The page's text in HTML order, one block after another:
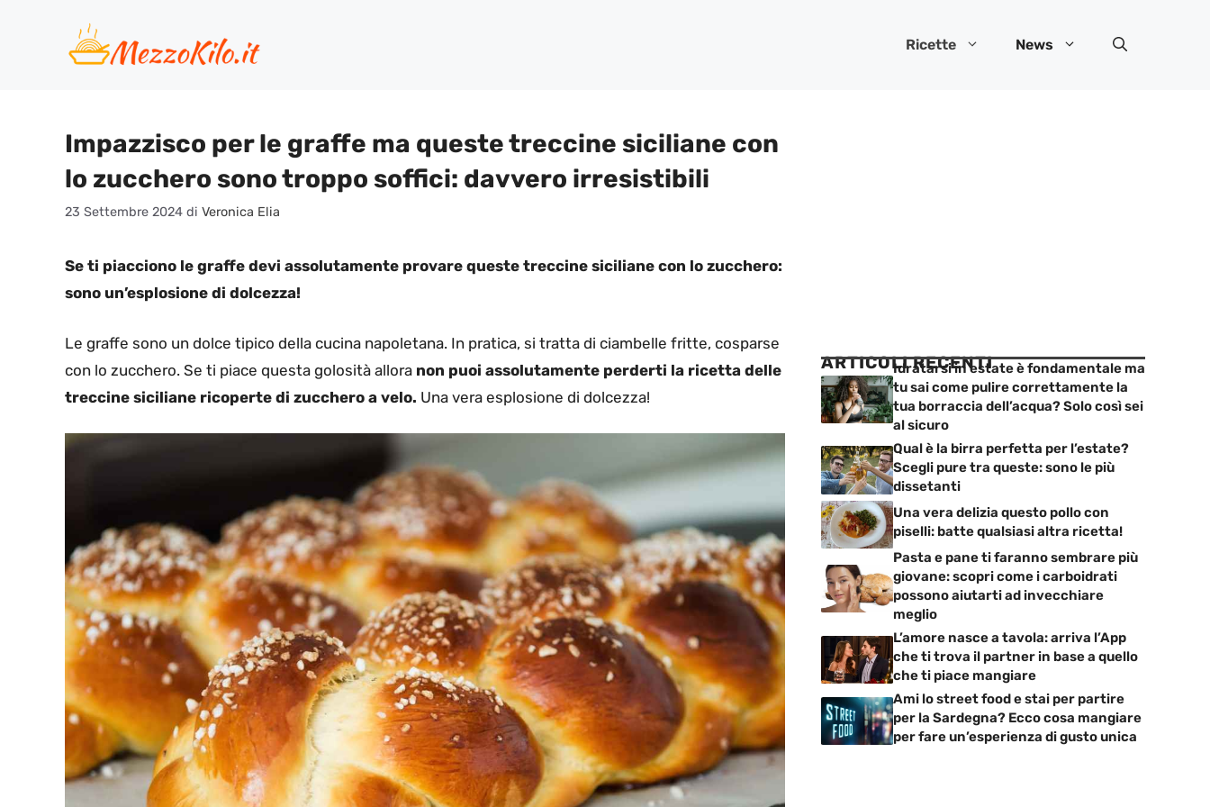
contenuto
Ricette News
Impazzisco per le graffe ma queste treccine siciliane con
lo zucchero sono troppo soffici: davvero irresistibili
23 Settembre 2024 di Veronica Elia
Se ti piacciono le graffe devi assolutamente provare queste treccine siciliane con lo zucchero:
sono un’esplosione di dolcezza!
Le graffe sono un dolce tipico della cucina napoletana. In pratica, si tratta di ciambelle fritte, cosparse
con lo zucchero. Se ti piace questa golosità allora non puoi assolutamente perderti la ricetta delle
treccine siciliane ricoperte di zucchero a velo. Una vera esplosione di dolcezza!
ARTICOLI RECENTI
Idratarsi in estate è fondamentale ma
tu sai come pulire correttamente la
tua borraccia dell’acqua? Solo così sei
al sicuro
Qual è la birra perfetta per l’estate?
Scegli pure tra queste: sono le più
dissetanti
Una vera delizia questo pollo con
piselli: batte qualsiasi altra ricetta!
Pasta e pane ti faranno sembrare più
giovane: scopri come i carboidrati
possono aiutarti ad invecchiare
meglio
L’amore nasce a tavola: arriva l’App
che ti trova il partner in base a quello
che ti piace mangiare
Ami lo street food e stai per partire
per la Sardegna? Ecco cosa mangiare
per fare un’esperienza di gusto unica